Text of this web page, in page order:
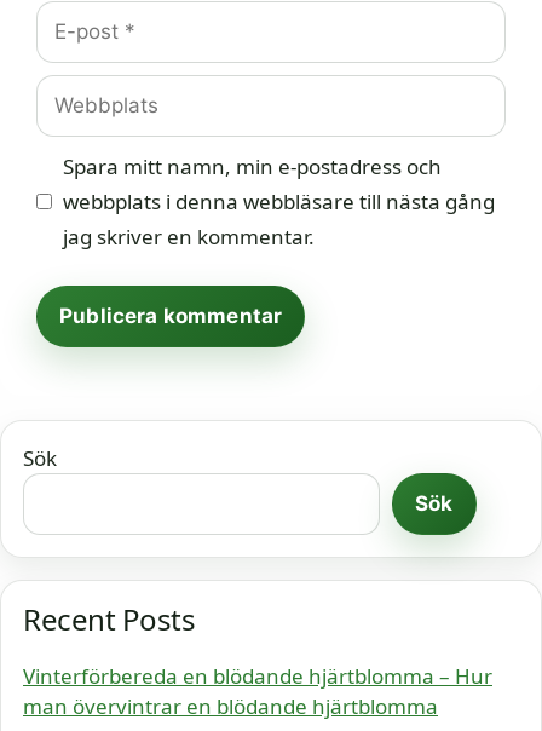
E-
post
Webbplats
Spara mitt namn, min e-postadress och
webbplats i denna webbläsare till nästa gång
jag skriver en kommentar.
Sök
Sök
Recent Posts
Vinterförbereda en blödande hjärtblomma – Hur
man övervintrar en blödande hjärtblomma